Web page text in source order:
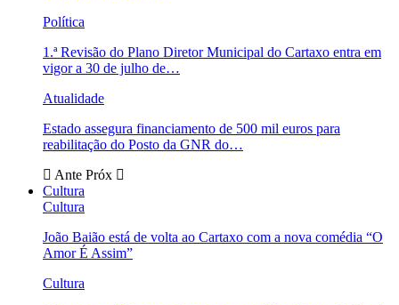
Política
1.ª Revisão do Plano Diretor Municipal do Cartaxo entra em
vigor a 30 de julho de…
Atualidade
Estado assegura financiamento de 500 mil euros para
reabilitação do Posto da GNR do…
Ante Próx
Cultura
Cultura
João Baião está de volta ao Cartaxo com a nova comédia “O
Amor É Assim”
Cultura